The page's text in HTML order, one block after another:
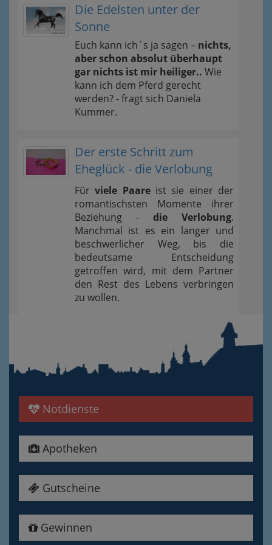
Die Edelsten unter der
Sonne
Euch kann ich´s ja sagen – nichts,
aber schon absolut überhaupt
gar nichts ist mir heiliger.. Wie
kann ich dem Pferd gerecht
werden? - fragt sich Daniela
Kummer.
Der erste Schritt zum
Eheglück - die Verlobung
Fürviele Paareist sie einer der
romantischsten Momente ihrer
Beziehung - die Verlobung.
Manchmal ist es ein langer und
beschwerlicher Weg, bis die
bedeutsame Entscheidung
getroffen wird, mit dem Partner
den Rest des Lebens verbringen
zu wollen.
Notdienste
Apotheken
Gutscheine
Gewinnen